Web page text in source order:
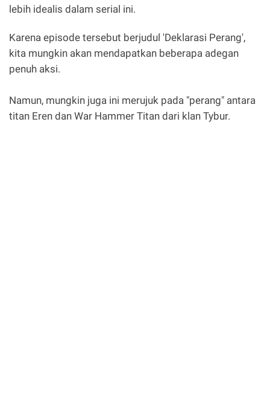
lebih idealis dalam serial ini.
Karena episode tersebut berjudul 'Deklarasi Perang',
kita mungkin akan mendapatkan beberapa adegan
penuh aksi.
Namun, mungkin juga ini merujuk pada "perang" antara
titan Eren dan War Hammer Titan dari klan Tybur.